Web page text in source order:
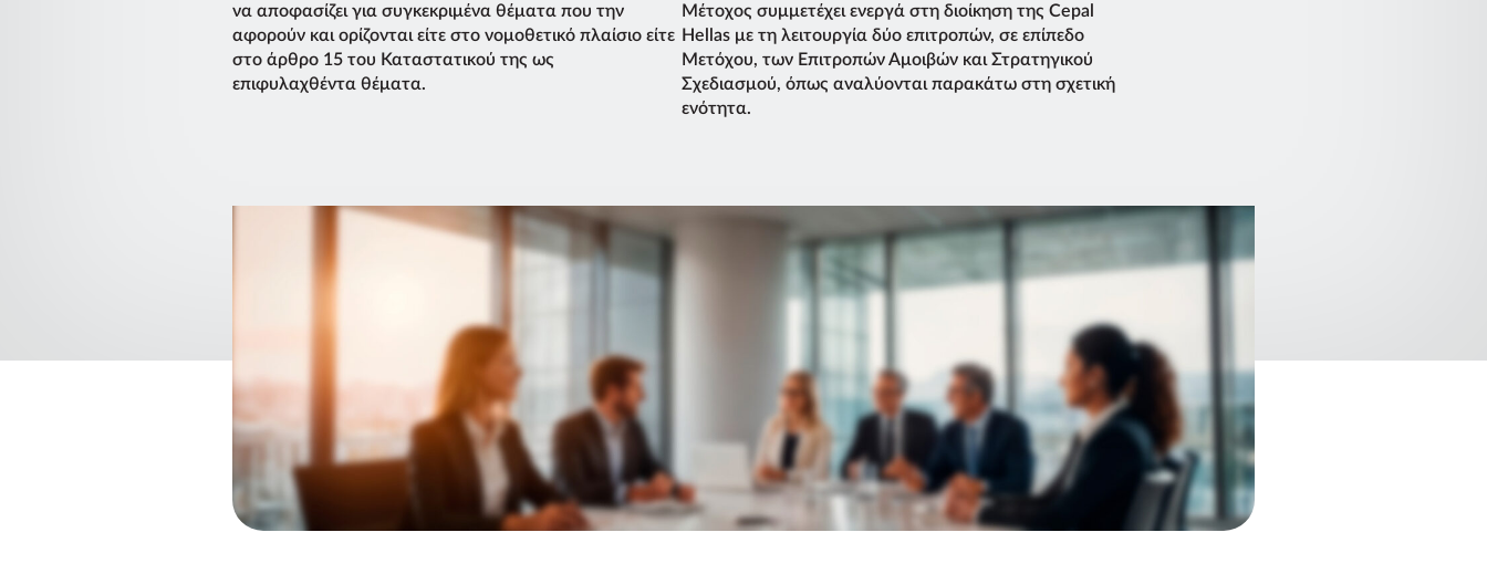
να αποφασίζει για συγκεκριμένα θέματα που την
αφορούν και ορίζονται είτε στο νομοθετικό πλαίσιο είτε
στο άρθρο 15 του Καταστατικού της ως
επιφυλαχθέντα θέματα.
Μέτοχος συμμετέχει ενεργά στη διοίκηση της Cepal
Hellas με τη λειτουργία δύο επιτροπών, σε επίπεδο
Μετόχου, των Επιτροπών Αμοιβών και Στρατηγικού
Σχεδιασμού, όπως αναλύονται παρακάτω στη σχετική
ενότητα.